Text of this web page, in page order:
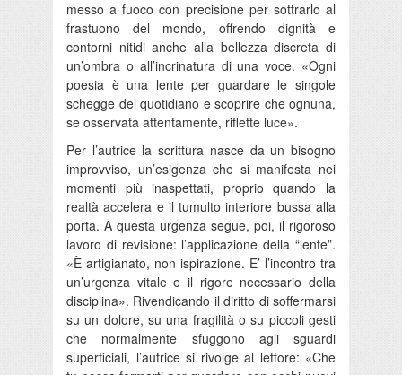
messo a fuoco con precisione per sottrarlo al
frastuono del mondo, offrendo dignità e
contorni nitidi anche alla bellezza discreta di
un’ombra o all’incrinatura di una voce. «Ogni
poesia è una lente per guardare le singole
schegge del quotidiano e scoprire che ognuna,
se osservata attentamente, riflette luce».
Per l’autrice la scrittura nasce da un bisogno
improvviso, un’esigenza che si manifesta nei
momenti più inaspettati, proprio quando la
realtà accelera e il tumulto interiore bussa alla
porta. A questa urgenza segue, poi, il rigoroso
lavoro di revisione: l’applicazione della “lente”.
«È artigianato, non ispirazione. E’ l’incontro tra
un’urgenza vitale e il rigore necessario della
disciplina». Rivendicando il diritto di soffermarsi
su un dolore, su una fragilità o su piccoli gesti
che normalmente sfuggono agli sguardi
superficiali, l’autrice si rivolge al lettore: «Che